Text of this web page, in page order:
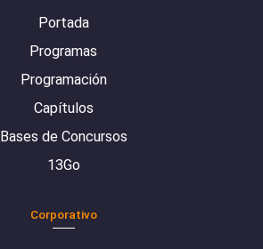
Portada
Programas
Programación
Capítulos
Bases de Concursos
13Go
Corporativo